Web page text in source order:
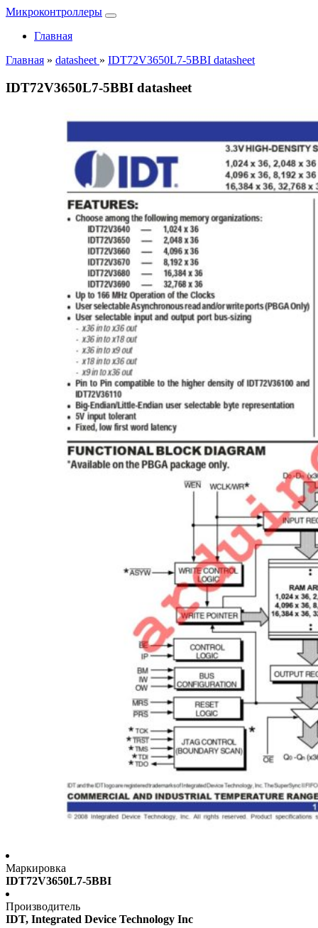
Микроконтроллеры
Главная
Главная » datasheet » IDT72V3650L7-5BBI datasheet
IDT72V3650L7-5BBI datasheet
Маркировка
IDT72V3650L7-5BBI
Производитель
IDT, Integrated Device Technology Inc